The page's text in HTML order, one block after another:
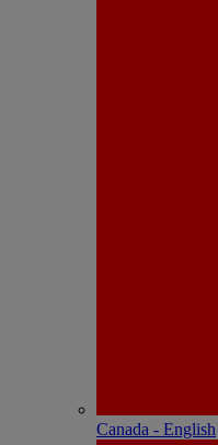
Canada - English